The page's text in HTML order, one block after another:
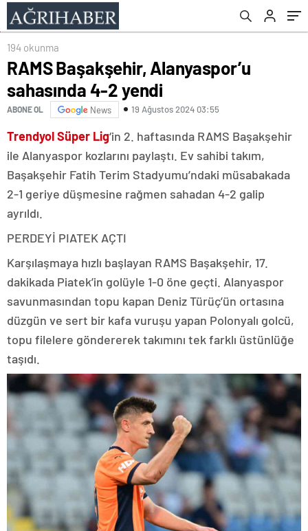
194 okunma
RAMS Başakşehir, Alanyaspor’u
sahasında 4-2 yendi
ABONE OL News 19 Ağustos 2024 03:55
Trendyol Süper Lig‘in 2. haftasında RAMS Başakşehir
ile Alanyaspor kozlarını paylaştı. Ev sahibi takım,
Başakşehir Fatih Terim Stadyumu’ndaki müsabakada
2-1 geriye düşmesine rağmen sahadan 4-2 galip
ayrıldı.
PERDEYİ PIATEK AÇTI
Karşılaşmaya hızlı başlayan RAMS Başakşehir, 17.
dakikada Piatek’in golüyle 1-0 öne geçti. Alanyaspor
savunmasından topu kapan Deniz Türüç’ün ortasına
düzgün ve sert bir kafa vuruşu yapan Polonyalı golcü,
topu filelere göndererek takımını tek farklı üstünlüğe
taşıdı.
oldu